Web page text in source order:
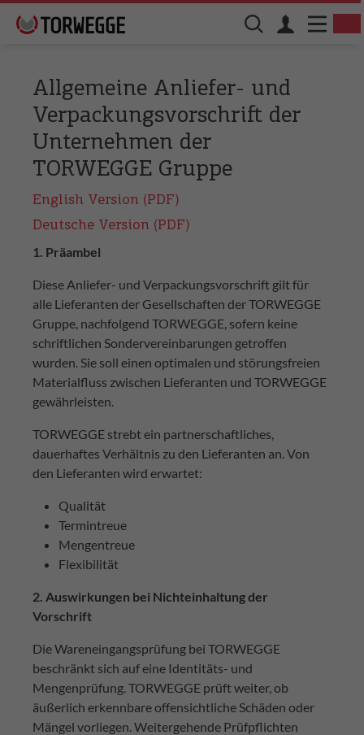
Allgemeine Anliefer- und
Verpackungsvorschrift der
Unternehmen der
TORWEGGE Gruppe
English Version (PDF)
Deutsche Version (PDF)
1. Präambel
Diese Anliefer- und Verpackungsvorschrift gilt für
alle Lieferanten der Gesellschaften der TORWEGGE
Gruppe, nachfolgend TORWEGGE, sofern keine
schriftlichen Sondervereinbarungen getroffen
wurden. Sie soll einen optimalen und störungsfreien
Materialfluss zwischen Lieferanten und TORWEGGE
gewährleisten.
TORWEGGE strebt ein partnerschaftliches,
dauerhaftes Verhältnis zu den Lieferanten an. Von
den Lieferanten wird erwartet:
Qualität
Termintreue
Mengentreue
Flexibilität
2. Auswirkungen bei Nichteinhaltung der
Vorschrift
Die Wareneingangsprüfung bei TORWEGGE
beschränkt sich auf eine Identitäts- und
Mengenprüfung. TORWEGGE prüft weiter, ob
äußerlich erkennbare offensichtliche Schäden oder
Mängel vorliegen. Weitergehende Prüfpflichten